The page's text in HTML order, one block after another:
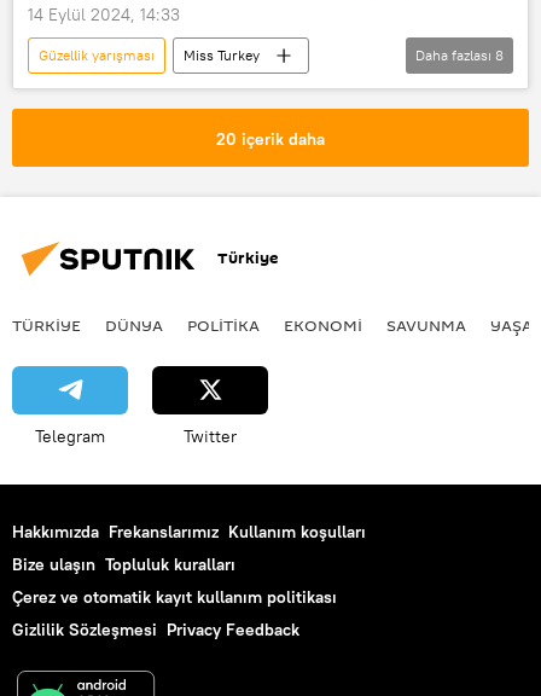
14 Eylül 2024, 14:33
Güzellik yarışması
Miss Turkey
Miss Turkey 2024
Miss Turkey 2024
güzellik
doğal güzellik
Güzellik kraliçesi
Daha fazlası 8
20 içerik daha
Türkiye
TÜRKIYE DÜNYA POLİTİKA EKONOMİ SAVUNMA
Telegram Twitter
Hakkımızda Frekanslarımız Kullanım koşulları
Bize ulaşın Topluluk kuralları
Çerez ve otomatik kayıt kullanım politikası
Gizlilik Sözleşmesi Privacy Feedback